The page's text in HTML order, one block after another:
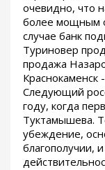
очевидно, что
более мощным
случае банк
Туриновер
продажа
Краснокаменск
Следующий
году, когда
Туктамышева.
убеждение,
благополучии,